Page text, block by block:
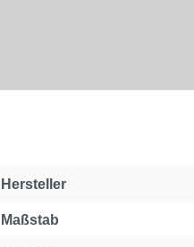
Hersteller
Maßstab